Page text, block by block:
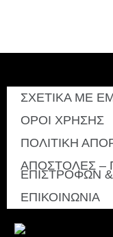
ΣΧΕΤΙΚΑ ΜΕ
ΟΡΟΙ ΧΡΗΣΗΣ
ΠΟΛΙΤΙΚΗ
ΑΠΟΣΤΟΛΕΣ –
ΕΠΙΣΤΡΟΦΩΝ
ΕΠΙΚΟΙΝΩΝΙΑ